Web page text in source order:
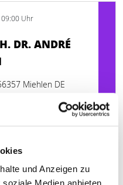
und Anzeigen zu
Uhr
DR. ANDRÉ
Miehlen DE